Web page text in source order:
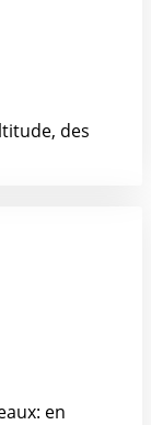
des
en